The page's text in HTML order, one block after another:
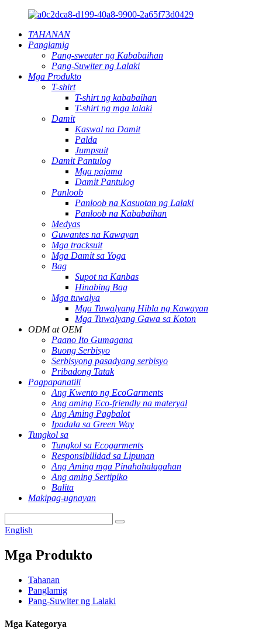
TAHANAN
Panglamig
Pang-sweater ng Kababaihan
Pang-Suwiter ng Lalaki
Mga Produkto
T-shirt
T-shirt ng kababaihan
T-shirt ng mga lalaki
Damit
Kaswal na Damit
Palda
Jumpsuit
Damit Pantulog
Mga pajama
Damit Pantulog
Panloob
Panloob na Kasuotan ng Lalaki
Panloob na Kababaihan
Medyas
Guwantes na Kawayan
Mga tracksuit
Mga Damit sa Yoga
Bag
Supot na Kanbas
Hinabing Bag
Mga tuwalya
Mga Tuwalyang Hibla ng Kawayan
Mga Tuwalyang Gawa sa Koton
ODM at OEM
Paano Ito Gumagana
Buong Serbisyo
Serbisyong pasadyang serbisyo
Pribadong Tatak
Pagpapanatili
Ang Kwento ng EcoGarments
Ang aming Eco-friendly na materyal
Ang Aming Pagbalot
Ipadala sa Green Way
Tungkol sa
Tungkol sa Ecogarments
Responsibilidad sa Lipunan
Ang Aming mga Pinahahalagahan
Ang aming Sertipiko
Balita
Makipag-ugnayan
English
Mga Produkto
Tahanan
Panglamig
Pang-Suwiter ng Lalaki
Mga Kategorya